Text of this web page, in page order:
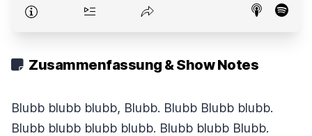
Zusammenfassung & Show Notes
Blubb blubb blubb, Blubb. Blubb Blubb blubb.
Blubb blubb blubb blubb. Blubb blubb Blubb.